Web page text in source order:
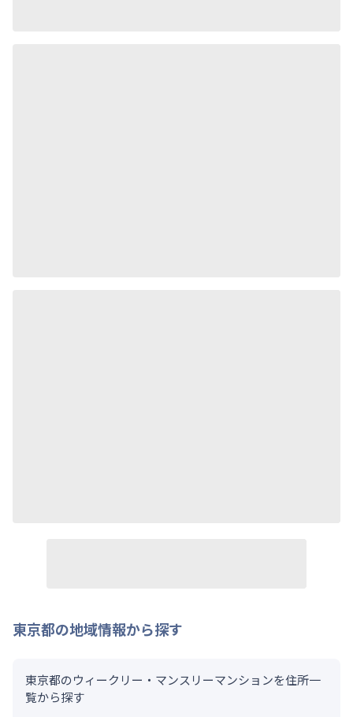
東京都の地域情報から探す
東京都のウィークリー・マンスリーマンションを住所一
覧から探す